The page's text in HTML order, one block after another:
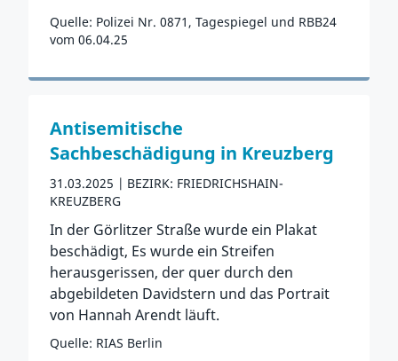
Quelle: Polizei Nr. 0871, Tagespiegel und RBB24
vom 06.04.25
Zum Vorfall
Antisemitische
Sachbeschädigung in Kreuzberg
31.03.2025
BEZIRK: FRIEDRICHSHAIN-
KREUZBERG
In der Görlitzer Straße wurde ein Plakat
beschädigt, Es wurde ein Streifen
herausgerissen, der quer durch den
abgebildeten Davidstern und das Portrait
von Hannah Arendt läuft.
Quelle: RIAS Berlin